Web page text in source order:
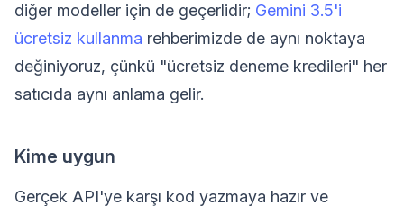
diğer modeller için de geçerlidir; Gemini 3.5'i
ücretsiz kullanma rehberimizde de aynı noktaya
değiniyoruz, çünkü "ücretsiz deneme kredileri" her
satıcıda aynı anlama gelir.
Kime uygun
Gerçek API'ye karşı kod yazmaya hazır ve